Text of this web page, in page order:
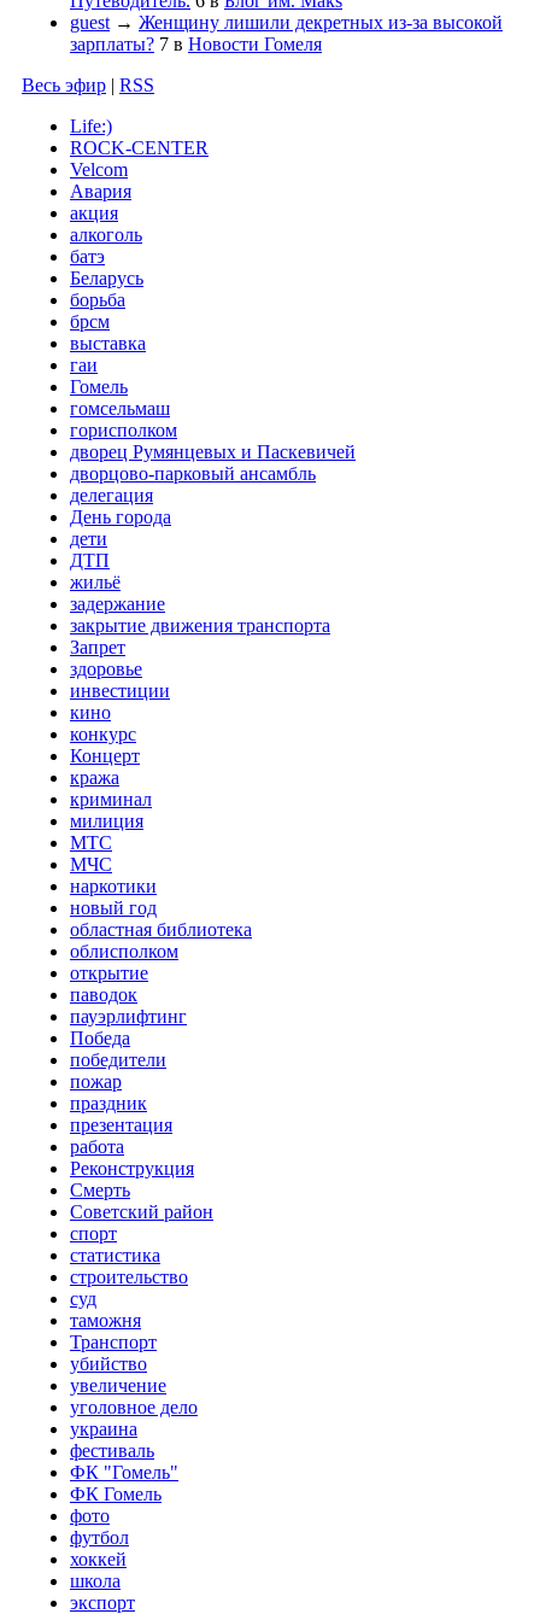
guest → Женщину лишили декретных из-за высокой
зарплаты? 7 в Новости Гомеля
Весь эфир | RSS
Life:)
ROCK-CENTER
Velcom
Авария
акция
алкоголь
батэ
Беларусь
борьба
брсм
выставка
гаи
Гомель
гомсельмаш
горисполком
дворец Румянцевых и Паскевичей
дворцово-парковый ансамбль
делегация
День города
дети
ДТП
жильё
задержание
закрытие движения транспорта
Запрет
здоровье
инвестиции
кино
конкурс
Концерт
кража
криминал
милиция
МТС
МЧС
наркотики
новый год
областная библиотека
облисполком
открытие
паводок
пауэрлифтинг
Победа
победители
пожар
праздник
презентация
работа
Реконструкция
Смерть
Советский район
спорт
статистика
строительство
суд
таможня
Транспорт
убийство
увеличение
уголовное дело
украина
фестиваль
ФК "Гомель"
ФК Гомель
фото
футбол
хоккей
школа
экспорт